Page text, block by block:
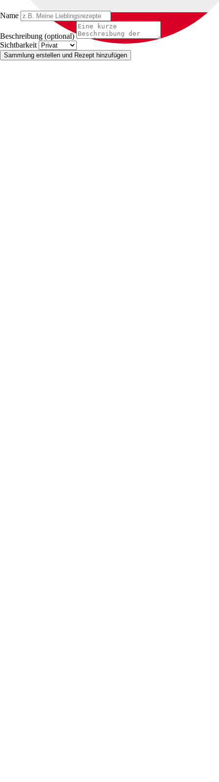
Name
Beschreibung (optional)
Sichtbarkeit
Sammlung erstellen und Rezept hinzufügen